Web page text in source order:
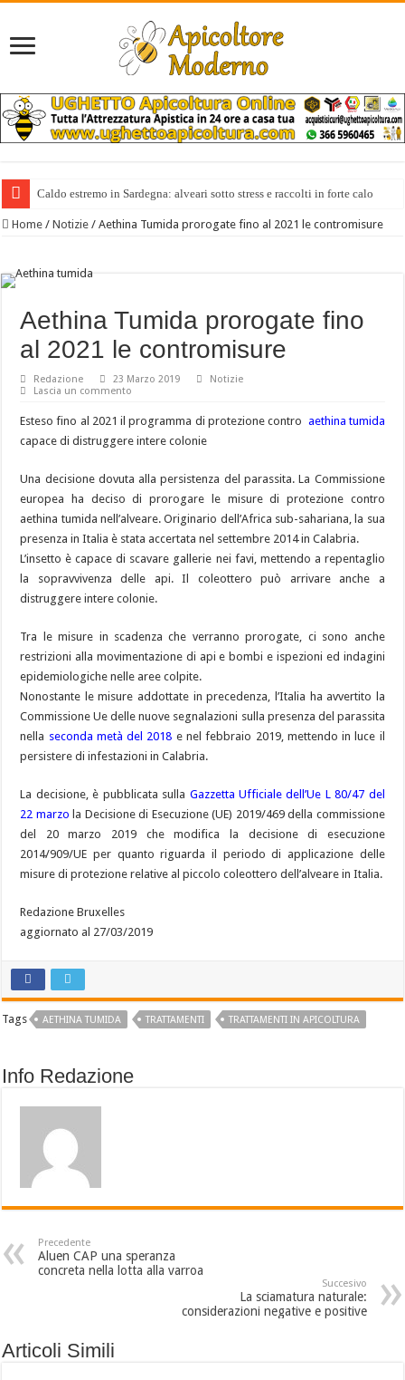
Caldo estremo in Sardegna: alveari sotto stress e raccolti in forte calo
Home / Notizie / Aethina Tumida prorogate fino al 2021 le contromisure
Aethina Tumida prorogate fino
al 2021 le contromisure
Redazione 23 Marzo 2019
Notizie
Lascia un commento
Esteso fino al 2021 il programma di protezione contro aethina tumida
capace di distruggere intere colonie
Una decisione dovuta alla persistenza del parassita. La Commissione
europea ha deciso di prorogare le misure di protezione contro
aethina tumida nell’alveare. Originario dell’Africa sub-sahariana, la sua
presenza in Italia è stata accertata nel settembre 2014 in Calabria.
L’insetto è capace di scavare gallerie nei favi, mettendo a repentaglio
la sopravvivenza delle api. Il coleottero può arrivare anche a
distruggere intere colonie.
Tra le misure in scadenza che verranno prorogate, ci sono anche
restrizioni alla movimentazione di api e bombi e ispezioni ed indagini
epidemiologiche nelle aree colpite.
Nonostante le misure addottate in precedenza, l’Italia ha avvertito la
Commissione Ue delle nuove segnalazioni sulla presenza del parassita
nella seconda metà del 2018 e nel febbraio 2019, mettendo in luce il
persistere di infestazioni in Calabria.
La decisione, è pubblicata sulla Gazzetta Ufficiale dell’Ue L 80/47 del
22 marzo la Decisione di Esecuzione (UE) 2019/469 della commissione
del 20 marzo 2019 che modifica la decisione di esecuzione
2014/909/UE per quanto riguarda il periodo di applicazione delle
misure di protezione relative al piccolo coleottero dell’alveare in Italia.
Redazione Bruxelles
aggiornato al 27/03/2019
Tags AETHINA TUMIDA TRATTAMENTI TRATTAMENTI IN APICOLTURA
Info Redazione
Precedente
Aluen CAP una speranza
concreta nella lotta alla varroa
Succesivo
La sciamatura naturale:
considerazioni negative e positive
Articoli Simili